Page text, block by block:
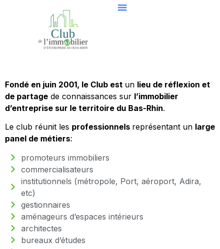
Fondé en juin 2001, le Club est un lieu de réflexion et
de partage de connaissances sur l’immobilier
d’entreprise sur le territoire du Bas-Rhin.
Le club réunit les professionnels représentant un large
panel de métiers:
promoteurs immobiliers
commercialisateurs
institutionnels (métropole, Port, aéroport, Adira,
etc)
gestionnaires
aménageurs d’espaces intérieurs
architectes
bureaux d’études